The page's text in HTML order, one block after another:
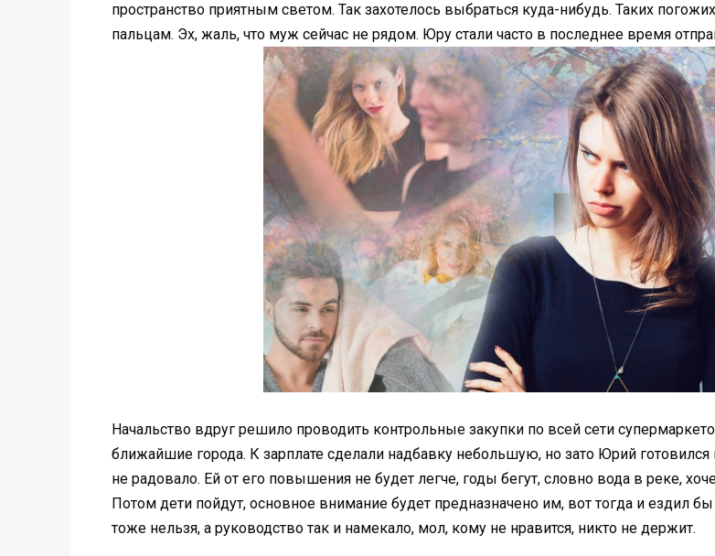
пространство приятным светом. Так захотелось выбраться куда-нибудь. Таких
пальцам. Эх, жаль, что муж сейчас не рядом. Юру стали часто в последнее время
Начальство вдруг решило проводить контрольные закупки по всей сети
ближайшие города. К зарплате сделали надбавку небольшую, но зато Юрий
не радовало. Ей от его повышения не будет легче, годы бегут, словно вода в реке,
Потом дети пойдут, основное внимание будет предназначено им, вот тогда и ездил
тоже нельзя, а руководство так и намекало, мол, кому не нравится, никто не держит.